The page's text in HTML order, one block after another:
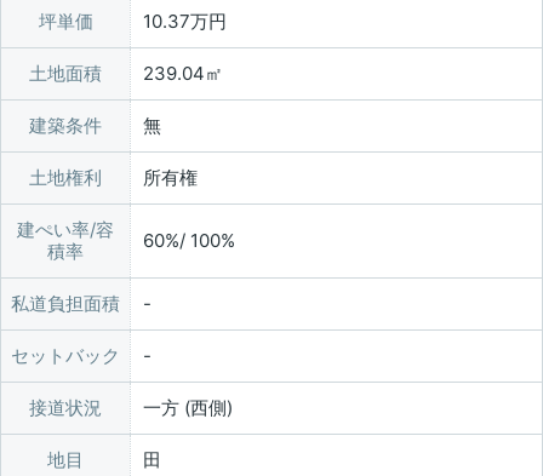
坪単価 10.37万円
土地面積 239.04㎡
建築条件 無
土地権利 所有権
建ぺい率/容
積率
60%/ 100%
私道負担面積
セットバック
接道状況 一方 (西側)
地目 田